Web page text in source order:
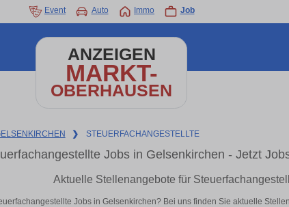
Event Auto Immo Job
ANZEIGEN
MARKT-
OBERHAUSEN
❯ STEUERFACHANGESTELLTE
Jobs in Gelsenkirchen - Jetzt
Aktuelle Stellenangebote für
Jobs in Gelsenkirchen? Bei uns finden Sie aktuelle